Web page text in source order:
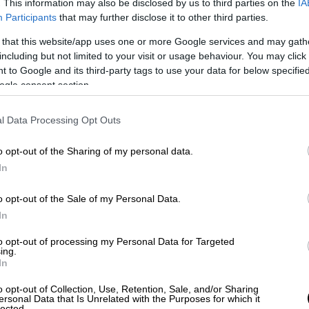
This information may also be disclosed by us to third parties on the
Participants that may further disclose it to other third parties.
that this website/app uses one or more Google services and may
but not limited to your visit or usage behaviour. You may
to Google and its third-party tags to use your data for below
consent section.
Data Processing Opt Outs
opt-out of the Sharing of my personal data.
opt-out of the Sale of my Personal Data.
opt-out of processing my Personal Data for Targeted
opt-out of Collection, Use, Retention, Sale, and/or Sharing
Data that Is Unrelated with the Purposes for which it
Υγεία|26.09.2022 22:57
Γιατί τα παιδιά που πέρασαν
κορονοϊό διατρέχουν μεγαλύτερο
δείχνει έρευνα
Διαπιστώθηκε ότι το επόμενο
διαγνωσθεί για πρώτη φορά με
Κόσμος|26.09.2022 22:51